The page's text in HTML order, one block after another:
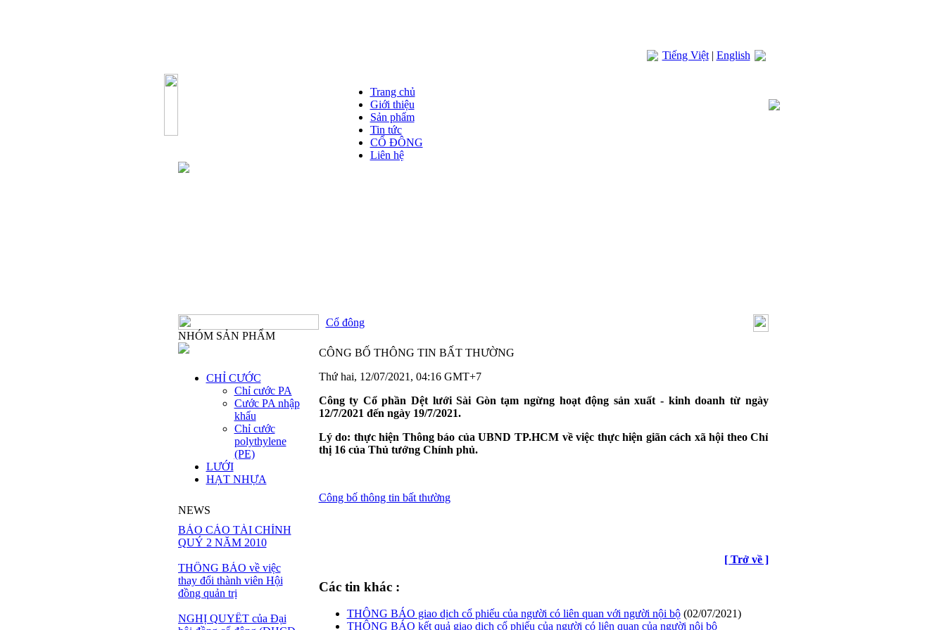
Tiếng Việt| English
Trang chủ
Giới thiệu
Sản phẩm
Tin tức
CỔ ĐÔNG
Liên hệ
NHÓM SẢN PHẨM
CHỈ CƯỚC
Chỉ cước PA
Cước PA nhập
khẩu
Chỉ cước
polythylene
(PE)
LƯỚI
HẠT NHỰA
NEWS
BÁO CÁO TÀI CHÍNH
QUÝ 2 NĂM 2010
THÔNG BÁO về việc
thay đổi thành viên Hội
đồng quản trị
NGHỊ QUYẾT của Đại
Cổ đông
CÔNG BỐ THÔNG TIN BẤT THƯỜNG
Thứ hai, 12/07/2021, 04:16 GMT+7
Công ty Cổ phần Dệt lưới Sài Gòn tạm ngừng hoạt động sản xuất - kinh doanh từ ngày
12/7/2021 đến ngày 19/7/2021.
Lý do: thực hiện Thông báo của UBND TP.HCM về việc thực hiện giãn cách xã hội theo Chỉ
thị 16 của Thủ tướng Chính phủ.
Công bố thông tin bất thường
[ Trở về ]
Các tin khác :
THÔNG BÁO giao dịch cổ phiếu của người có liên quan với người nội bộ (02/07/2021)
THÔNG BÁO kết quả giao dịch cổ phiếu của người có liên quan của người nội bộ